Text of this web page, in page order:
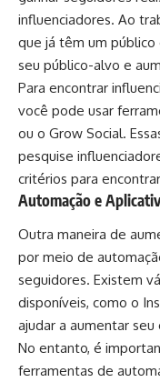
influenciadores. Ao
que já têm um
seu público-alvo e
Para encontrar
você pode usar
ou o Grow Social.
pesquise
critérios para
Automação e
Outra maneira de
por meio de
seguidores. Existem
disponíveis, como o
ajudar a aumentar
No entanto, é
ferramentas de